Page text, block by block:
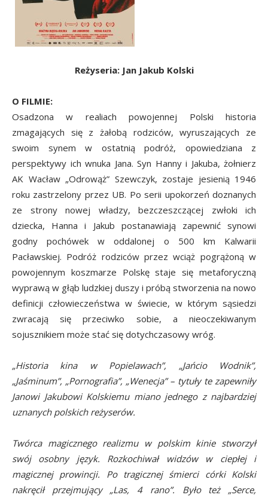
Reżyseria: Jan Jakub Kolski
O FILMIE:
Osadzona w realiach powojennej Polski historia
zmagających się z żałobą rodziców, wyruszających ze
swoim synem w ostatnią podróż, opowiedziana z
perspektywy ich wnuka Jana. Syn Hanny i Jakuba, żołnierz
AK Wacław „Odrowąż” Szewczyk, zostaje jesienią 1946
roku zastrzelony przez UB. Po serii upokorzeń doznanych
ze strony nowej władzy, bezczeszczącej zwłoki ich
dziecka, Hanna i Jakub postanawiają zapewnić synowi
godny pochówek w oddalonej o 500 km Kalwarii
Pacławskiej. Podróż rodziców przez wciąż pogrążoną w
powojennym koszmarze Polskę staje się metaforyczną
wyprawą w głąb ludzkiej duszy i próbą stworzenia na nowo
definicji człowieczeństwa w świecie, w którym sąsiedzi
zwracają się przeciwko sobie, a nieoczekiwanym
sojusznikiem może stać się dotychczasowy wróg.
„Historia kina w Popielawach”, „Jańcio Wodnik”,
„Jaśminum”, „Pornografia”, „Wenecja” – tytuły te zapewniły
Janowi Jakubowi Kolskiemu miano jednego z najbardziej
uznanych polskich reżyserów.
Twórca magicznego realizmu w polskim kinie stworzył
swój osobny język. Rozkochiwał widzów w ciepłej i
magicznej prowincji. Po tragicznej śmierci córki Kolski
nakręcił przejmujący „Las, 4 rano”. Było też „Serce,